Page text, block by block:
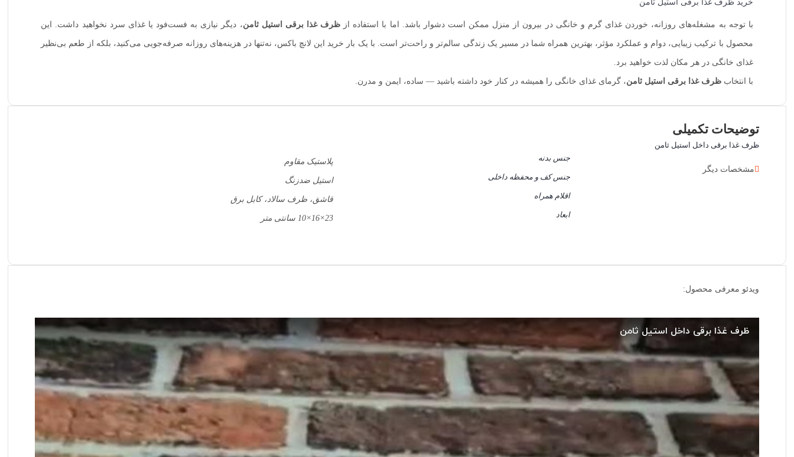
خرید ظرف غذا برقی استیل ثامن
با توجه به مشغله‌های روزانه، خوردن غذای گرم و خانگی در بیرون از منزل ممکن است دشوار باشد. اما با استفاده از ظرف غذا برقی استیل ثامن، دیگر نیازی به فست‌فود یا غذای سرد نخواهید داشت. این
محصول با ترکیب زیبایی، دوام و عملکرد مؤثر، بهترین همراه شما در مسیر یک زندگی سالم‌تر و راحت‌تر است. با یک بار خرید این لانچ باکس، نه‌تنها در هزینه‌های روزانه صرفه‌جویی می‌کنید، بلکه از طعم بی‌نظیر
غذای خانگی در هر مکان لذت خواهید برد.
با انتخابظرف غذا برقی استیل ثامن، گرمای غذای خانگی را همیشه در کنار خود داشته باشید — ساده، ایمن و مدرن.
توضیحات تکمیلی
ظرف غذا برقی داخل استیل ثامن
مشخصات دیگر
جنس بدنه
پلاستیک مقاوم
جنس کف و محفظه داخلی
استیل ضدزنگ
اقلام همراه
قاشق، ظرف سالاد، کابل برق
ابعاد
23×16×10 سانتی متر
ویدئو معرفی محصول: